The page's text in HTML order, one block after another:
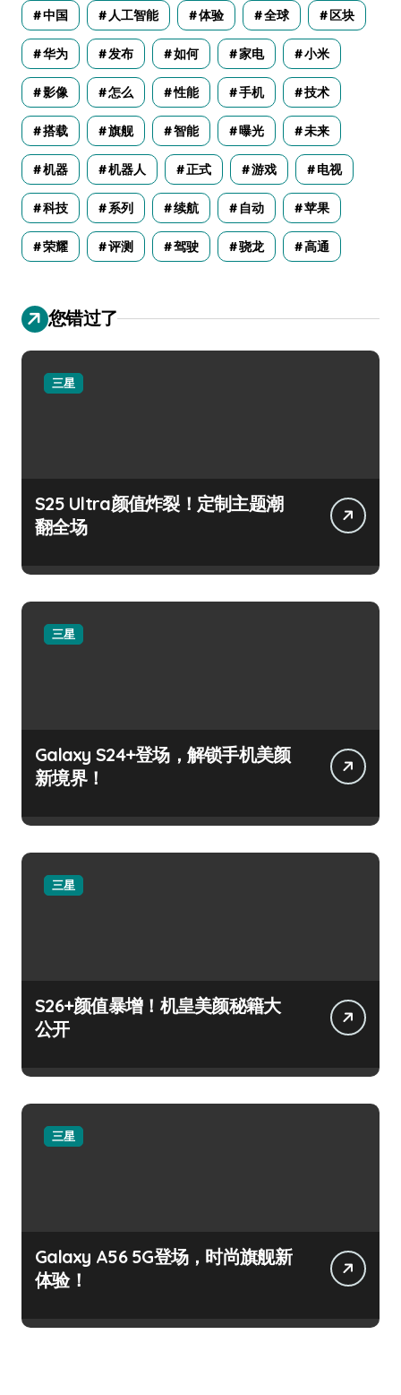
中国 人工智能 体验 全球 区块
华为 发布 如何 家电 小米
影像 怎么 性能 手机 技术
搭载 旗舰 智能 曝光 未来
机器 机器人 正式 游戏 电视
科技 系列 续航 自动 苹果
荣耀 评测 驾驶 骁龙 高通
您错过了
三星
S25 Ultra颜值炸裂！定制主题潮
翻全场
三星
Galaxy S24+登场，解锁手机美颜
新境界！
三星
S26+颜值暴增！机皇美颜秘籍大
公开
三星
Galaxy A56 5G登场，时尚旗舰新
体验！